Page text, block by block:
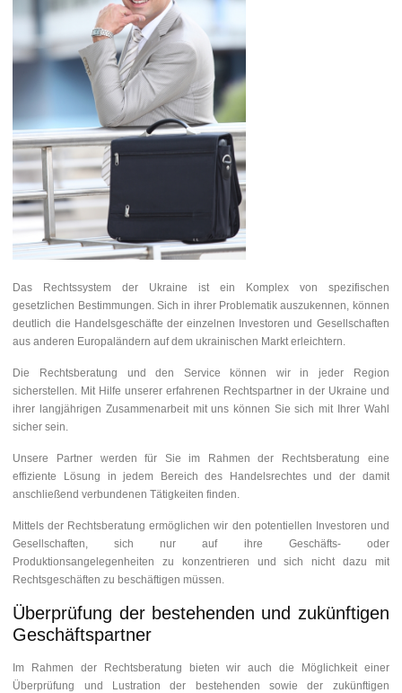
Das Rechtssystem der Ukraine ist ein Komplex von spezifischen
gesetzlichen Bestimmungen. Sich in ihrer Problematik auszukennen, können
deutlich die Handelsgeschäfte der einzelnen Investoren und Gesellschaften
aus anderen Europaländern auf dem ukrainischen Markt erleichtern.
Die Rechtsberatung und den Service können wir in jeder Region
sicherstellen. Mit Hilfe unserer erfahrenen Rechtspartner in der Ukraine und
ihrer langjährigen Zusammenarbeit mit uns können Sie sich mit Ihrer Wahl
sicher sein.
Unsere Partner werden für Sie im Rahmen der Rechtsberatung eine
effiziente Lösung in jedem Bereich des Handelsrechtes und der damit
anschließend verbundenen Tätigkeiten finden.
Mittels der Rechtsberatung ermöglichen wir den potentiellen Investoren und
Gesellschaften, sich nur auf ihre Geschäfts- oder
Produktionsangelegenheiten zu konzentrieren und sich nicht dazu mit
Rechtsgeschäften zu beschäftigen müssen.
Überprüfung der bestehenden und zukünftigen
Geschäftspartner
Im Rahmen der Rechtsberatung bieten wir auch die Möglichkeit einer
Überprüfung und Lustration der bestehenden sowie der zukünftigen